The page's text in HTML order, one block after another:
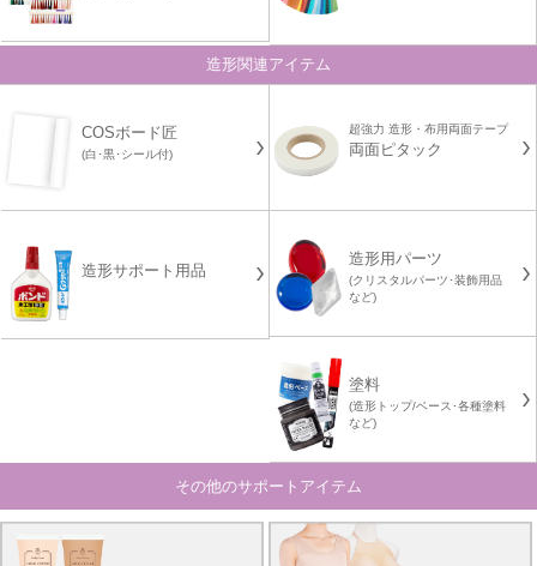
造形関連アイテム
COSボード匠
(白･黒･シール付)
超強力 造形・布用両面テープ
両面ピタック
造形サポート用品
造形用パーツ
(クリスタルパーツ･装飾用品
など)
塗料
(造形トップ/ベース･各種塗料
など)
その他のサポートアイテム